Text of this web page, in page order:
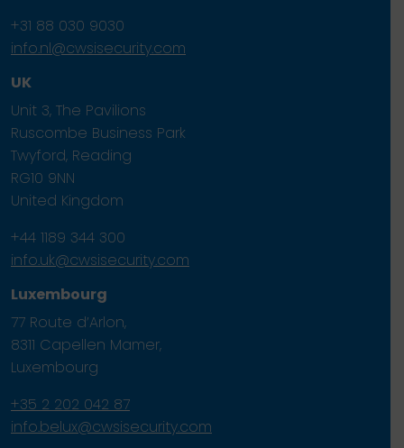
+31 88 030 9030
info.nl@cwsisecurity.com
UK
Unit 3, The Pavilions
Ruscombe Business Park
Twyford, Reading
RG10 9NN
United Kingdom
+44 1189 344 300
info.uk@cwsisecurity.com
Luxembourg
77 Route d’Arlon,
8311 Capellen Mamer,
Luxembourg
+35 2 202 042 87
info.belux@cwsisecurity.com